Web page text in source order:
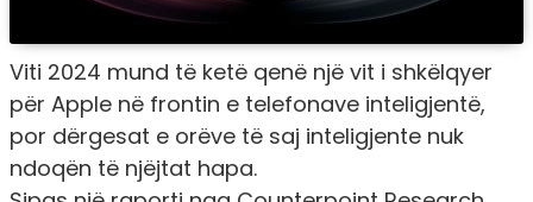
Viti 2024 mund të ketë qenë një vit i shkëlqyer
për Apple në frontin e telefonave inteligjentë,
por dërgesat e orëve të saj inteligjente nuk
ndoqën të njëjtat hapa.